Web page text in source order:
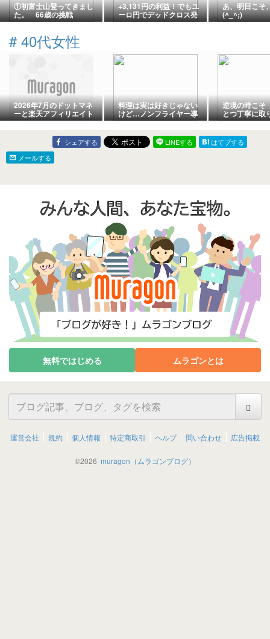
①初富士山登ってきまし
た。 66歳の挑戦
+3,131円の利益！でもユ
ーロ円でデッドクロス発
生？トレンド転換目前か
あ、明日こ
(^_^;)
# 40代女性
2026年7月のドットマネ
ーと楽天アフィリエイト
の報酬
料理は実は好きじゃない
けど…ノンフライヤー導
入
逆境の時こ
とつ丁寧に取
シェアする LINEする
はてブする
メールする
無料ではじめる ムラゴンとは
運営会社 規約 個人情報 特定商取引 ヘルプ 問い合わせ 広告掲載
©2026 muragon（ムラゴンブログ）